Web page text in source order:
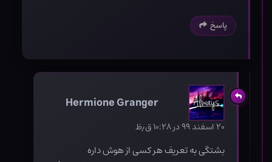
پاسخ
Hermione Granger
۲۰ اسفند ۹۹ در ۱۰:۲۸ ق٫ظ
بشتگی به تعریف هر کسی از هوش داره